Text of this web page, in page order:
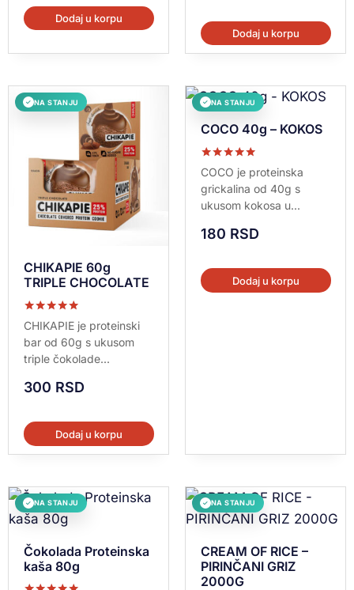
Dodaj u korpu
Dodaj u korpu
✓ NA STANJU
CHIKAPIE 60g
TRIPLE CHOCOLATE
Ocenjeno sa
5.00
od 5
CHIKAPIE je proteinski
bar od 60g s ukusom
triple čokolade...
300 RSD
Dodaj u korpu
✓ NA STANJU
COCO 40g – KOKOS
Ocenjeno sa
5.00
od 5
COCO je proteinska
grickalina od 40g s
ukusom kokosa u...
180 RSD
Dodaj u korpu
✓ NA STANJU
Čokolada Proteinska
kaša 80g
✓ NA STANJU
CREAM OF RICE –
PIRINČANI GRIZ
2000G